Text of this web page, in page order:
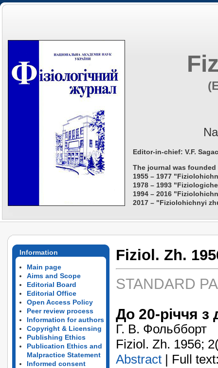
Editor-in-chief: V.F.
The journal was founded
1955 – 1977
1978 – 1993
1994 – 2016
2017 – "Fiziolohichnyi
Information
Main page
Aims and Scope
Editorial Board
Editorial Office
Open Access Policy
Peer review process
Information for authors
Copyright & Licensing
Publishing Ethics
Publication Ethics and
Malpractice Statement
Informed consent
Fiziol. Zh.
STANDARD
До 20-річчя з
Г. В. Фольбборт
Fiziol. Zh. 1956;
Abstract | Full